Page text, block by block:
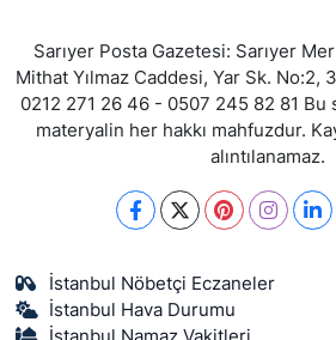
Sarıyer Posta Gazetesi: Sarıyer
Mithat Yılmaz Caddesi, Yar Sk. No:2,
0212 271 26 46 - 0507 245 82 81 Bu
materyalin her hakkı mahfuzdur.
alıntılanamaz.
İstanbul Nöbetçi Eczaneler
İstanbul Hava Durumu